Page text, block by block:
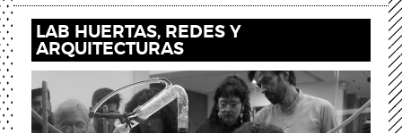
LAB HUERTAS, REDES Y
ARQUITECTURAS